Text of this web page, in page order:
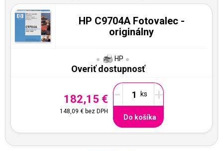
HP C9704A Fotovalec -
originálny
HP
Overiť dostupnosť
182,15 €
148,09 €bez DPH
- +
Do košíka